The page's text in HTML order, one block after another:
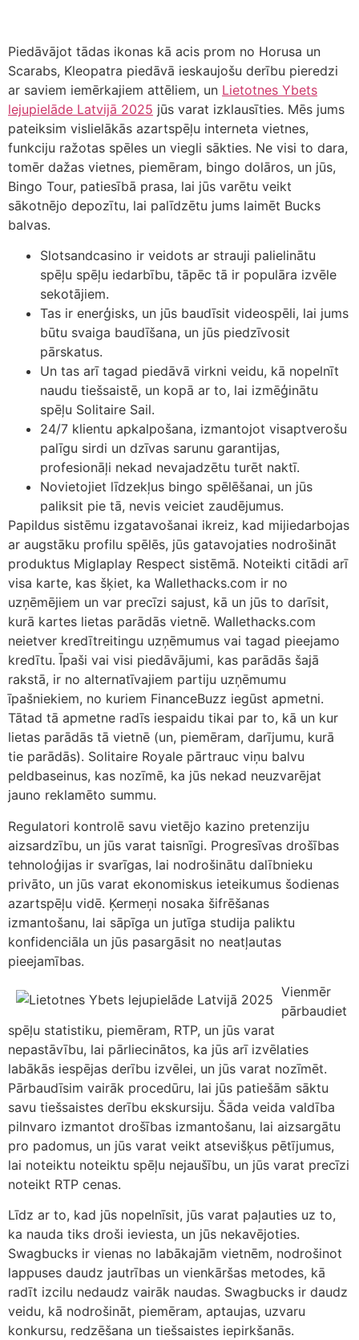
Piedāvājot tādas ikonas kā acis prom no Horusa un
Scarabs, Kleopatra piedāvā ieskaujošu derību pieredzi
ar saviem iemērkajiem attēliem, un Lietotnes Ybets
lejupielāde Latvijā 2025 jūs varat izklausīties. Mēs jums
pateiksim vislielākās azartspēļu interneta vietnes,
funkciju ražotas spēles un viegli sākties. Ne visi to dara,
tomēr dažas vietnes, piemēram, bingo dolāros, un jūs,
Bingo Tour, patiesībā prasa, lai jūs varētu veikt
sākotnējo depozītu, lai palīdzētu jums laimēt Bucks
balvas.
Slotsandcasino ir veidots ar strauji palielinātu
spēļu spēļu iedarbību, tāpēc tā ir populāra izvēle
sekotājiem.
Tas ir enerģisks, un jūs baudīsit videospēli, lai jums
būtu svaiga baudīšana, un jūs piedzīvosit
pārskatus.
Un tas arī tagad piedāvā virkni veidu, kā nopelnīt
naudu tiešsaistē, un kopā ar to, lai izmēģinātu
spēļu Solitaire Sail.
24/7 klientu apkalpošana, izmantojot visaptverošu
palīgu sirdi un dzīvas sarunu garantijas,
profesionāļi nekad nevajadzētu turēt naktī.
Novietojiet līdzekļus bingo spēlēšanai, un jūs
paliksit pie tā, nevis veiciet zaudējumus.
Papildus sistēmu izgatavošanai ikreiz, kad mijiedarbojas
ar augstāku profilu spēlēs, jūs gatavojaties nodrošināt
produktus Miglaplay Respect sistēmā. Noteikti citādi arī
visa karte, kas šķiet, ka Wallethacks.com ir no
uzņēmējiem un var precīzi sajust, kā un jūs to darīsit,
kurā kartes lietas parādās vietnē. Wallethacks.com
neietver kredītreitingu uzņēmumus vai tagad pieejamo
kredītu. Īpaši vai visi piedāvājumi, kas parādās šajā
rakstā, ir no alternatīvajiem partiju uzņēmumu
īpašniekiem, no kuriem FinanceBuzz iegūst apmetni.
Tātad tā apmetne radīs iespaidu tikai par to, kā un kur
lietas parādās tā vietnē (un, piemēram, darījumu, kurā
tie parādās). Solitaire Royale pārtrauc viņu balvu
peldbaseinus, kas nozīmē, ka jūs nekad neuzvarējat
jauno reklamēto summu.
Regulatori kontrolē savu vietējo kazino pretenziju
aizsardzību, un jūs varat taisnīgi. Progresīvas drošības
tehnoloģijas ir svarīgas, lai nodrošinātu dalībnieku
privāto, un jūs varat ekonomiskus ieteikumus šodienas
azartspēļu vidē. Ķermeņi nosaka šifrēšanas
izmantošanu, lai sāpīga un jutīga studija paliktu
konfidenciāla un jūs pasargāsit no neatļautas
pieejamības.
Vienmēr
pārbaudiet
spēļu statistiku, piemēram, RTP, un jūs varat
nepastāvību, lai pārliecinātos, ka jūs arī izvēlaties
labākās iespējas derību izvēlei, un jūs varat nozīmēt.
Pārbaudīsim vairāk procedūru, lai jūs patiešām sāktu
savu tiešsaistes derību ekskursiju. Šāda veida valdība
pilnvaro izmantot drošības izmantošanu, lai aizsargātu
pro padomus, un jūs varat veikt atsevišķus pētījumus,
lai noteiktu noteiktu spēļu nejaušību, un jūs varat precīzi
noteikt RTP cenas.
Līdz ar to, kad jūs nopelnīsit, jūs varat paļauties uz to,
ka nauda tiks droši ieviesta, un jūs nekavējoties.
Swagbucks ir vienas no labākajām vietnēm, nodrošinot
lappuses daudz jautrības un vienkāršas metodes, kā
radīt izcilu nedaudz vairāk naudas. Swagbucks ir daudz
veidu, kā nodrošināt, piemēram, aptaujas, uzvaru
konkursu, redzēšana un tiešsaistes iepirkšanās.